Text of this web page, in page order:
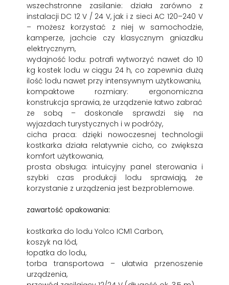
wszechstronne zasilanie: działa zarówno z
instalacji DC 12 V / 24 V, jak i z sieci AC 120–240 V
– możesz korzystać z niej w samochodzie,
kamperze, jachcie czy klasycznym gniazdku
elektrycznym,
wydajność lodu: potrafi wytworzyć nawet do 10
kg kostek lodu w ciągu 24 h, co zapewnia dużą
ilość lodu nawet przy intensywnym użytkowaniu,
kompaktowe rozmiary: ergonomiczna
konstrukcja sprawia, że urządzenie łatwo zabrać
ze sobą – doskonale sprawdzi się na
wyjazdach turystycznych i w podróży,
cicha praca: dzięki nowoczesnej technologii
kostkarka działa relatywnie cicho, co zwiększa
komfort użytkowania,
prosta obsługa: intuicyjny panel sterowania i
szybki czas produkcji lodu sprawiają, że
korzystanie z urządzenia jest bezproblemowe.
zawartość opakowania:
kostkarka do lodu Yolco ICM1 Carbon,
koszyk na lód,
łopatka do lodu,
torba transportowa – ułatwia przenoszenie
urządzenia,